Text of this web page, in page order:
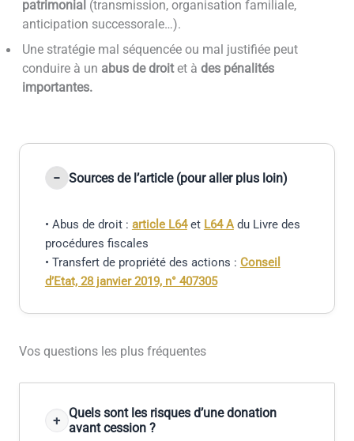
patrimonial (transmission, organisation familiale,
anticipation successorale…).
Une stratégie mal séquencée ou mal justifiée peut
conduire à un abus de droitet à des pénalités
importantes.
Sources de l’article (pour aller plus loin)
• Abus de droit : article L64et L64 Adu Livre des
procédures fiscales
• Transfert de propriété des actions : Conseil
d’Etat, 28 janvier 2019, n° 407305
Vos questions les plus fréquentes
Quels sont les risques d’une donation
avant cession ?